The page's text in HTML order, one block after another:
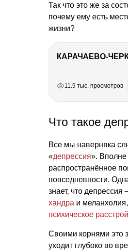
Так что это же за
почему ему есть
жизни?
11.9 тыс. просмотров
Что такое
Все мы наверняка
«депрессия». Вполне
распространённое
повседневности.
знает, что
хандра и
психическое
Своими корнями это
уходит глубоко во